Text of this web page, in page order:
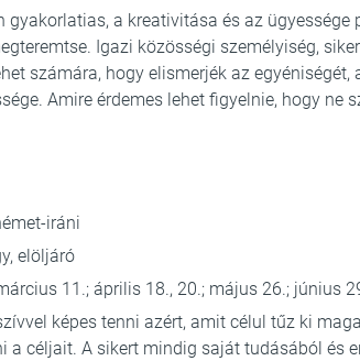
gyakorlatias, a kreativitása és az
Igazi közösségi személyiség,
számára, hogy elismerjék az egyéniségét,
Amire érdemes lehet figyelnie, hogy ne
iráni
elöljáró
11.; április 18., 20.; május 26.; június
képes tenni azért, amit célul tűz ki
a céljait. A sikert mindig saját tudásából és